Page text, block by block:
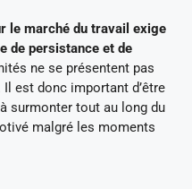
le marché du travail exige
de persistance et de
ne se présentent pas
est donc important d’être
surmonter tout au long du
malgré les moments